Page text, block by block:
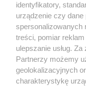
Wypadek
zderzenie
Nie zapomnij
zapoznać się z:
polityką
Twojemiasto
Piekary Śląskie
Chorzów
Tarnowskie Góry
identyfikatory,
urządzenie czy dane
spersonalizowanych
treści, pomiar
ulepszanie usług.
Partnerzy możemy
geolokalizacyjnych
charakterystykę